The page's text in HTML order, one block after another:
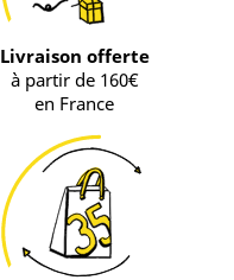
Livraison offerte
à partir de 160€
en France